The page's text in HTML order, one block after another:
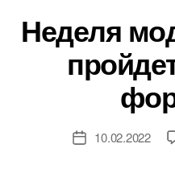
Неделя
Дата10.02.2022